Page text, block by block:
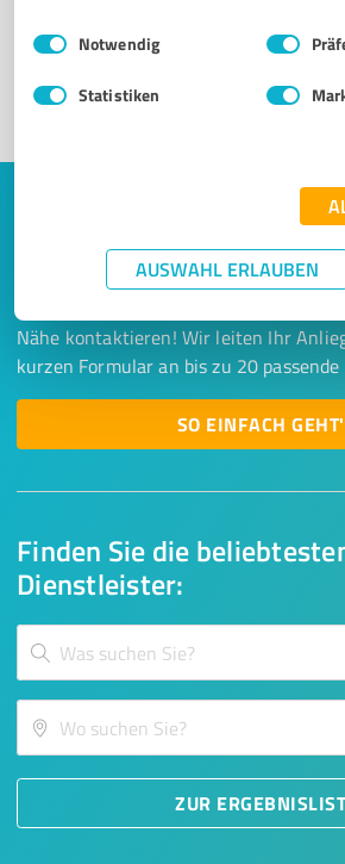
Impressum Datenschutzbestimmungen
Einwilligungsauswahl
Notwendig
Statistiken
AUSWAHL ERLAUBEN
Finden Sie die
Dienstleister:
ZUR
Keine Zeit für lange
Mails? Jetzt Angebote
Lassen Sie sich einfach von
Nähe kontaktieren! Wir leiten Ihr
kurzen Formular an bis zu 20
SO EINFACH